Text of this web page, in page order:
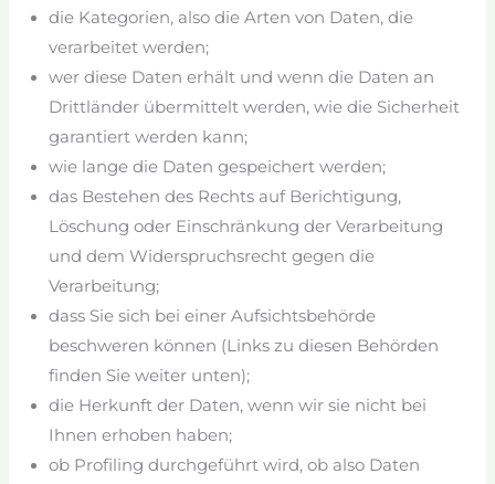
die Kategorien, also die Arten von Daten, die
verarbeitet werden;
wer diese Daten erhält und wenn die Daten an
Drittländer übermittelt werden, wie die Sicherheit
garantiert werden kann;
wie lange die Daten gespeichert werden;
das Bestehen des Rechts auf Berichtigung,
Löschung oder Einschränkung der Verarbeitung
und dem Widerspruchsrecht gegen die
Verarbeitung;
dass Sie sich bei einer Aufsichtsbehörde
beschweren können (Links zu diesen Behörden
finden Sie weiter unten);
die Herkunft der Daten, wenn wir sie nicht bei
Ihnen erhoben haben;
ob Profiling durchgeführt wird, ob also Daten